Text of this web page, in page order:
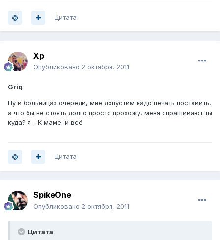
Цитата
Хр
Опубликовано 2 октября, 2011
Grig
Ну в больницах очереди, мне допустим надо печать поставить,
а что бы не стоять долго просто прохожу, меня спрашивают ты
куда? я - К маме. и всё
Цитата
SpikeOne
Опубликовано 2 октября, 2011
Цитата